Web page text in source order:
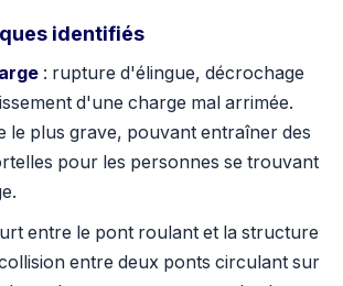
identifiés
: rupture d'élingue, décrochage
d'une charge mal arrimée.
le plus grave, pouvant entraîner des
pour les personnes se trouvant
entre le pont roulant et la structure
entre deux ponts circulant sur